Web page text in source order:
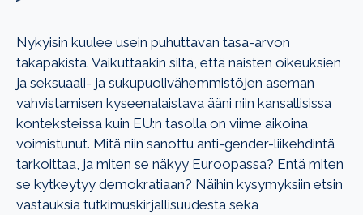
Nykyisin kuulee usein puhuttavan tasa-arvon
takapakista. Vaikuttaakin siltä, että naisten oikeuksien
ja seksuaali- ja sukupuolivähemmistöjen aseman
vahvistamisen kyseenalaistava ääni niin kansallisissa
konteksteissa kuin EU:n tasolla on viime aikoina
voimistunut. Mitä niin sanottu anti-gender-liikehdintä
tarkoittaa, ja miten se näkyy Euroopassa? Entä miten
se kytkeytyy demokratiaan? Näihin kysymyksiin etsin
vastauksia tutkimuskirjallisuudesta sekä